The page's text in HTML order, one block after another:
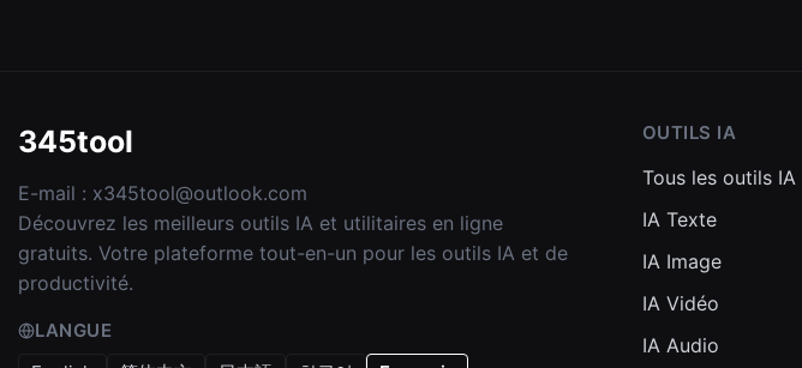
345tool
E-mail : x345tool@outlook.com
Découvrez les meilleurs outils IA et utilitaires en ligne
gratuits. Votre plateforme tout-en-un pour les outils IA et de
productivité.
LANGUE
OUTILS IA
Tous les outils IA
IA Texte
IA Image
IA Vidéo
IA Audio